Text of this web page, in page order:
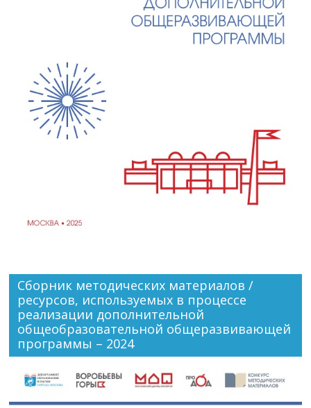
Сборник методических материалов /
ресурсов, используемых в процессе
реализации дополнительной
общеобразовательной общеразвивающей
программы – 2024